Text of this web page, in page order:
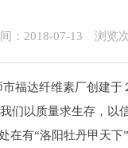
：2018-07-13 浏览
市福达纤维素厂创建
们以质量求生存，以
有“洛阳牡丹甲天下”